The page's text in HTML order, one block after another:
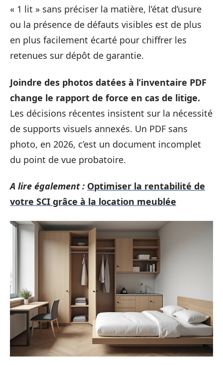
« 1 lit » sans préciser la matière, l’état d’usure
ou la présence de défauts visibles est de plus
en plus facilement écarté pour chiffrer les
retenues sur dépôt de garantie.
Joindre des photos datées à l’inventaire PDF
change le rapport de force en cas de litige.
Les décisions récentes insistent sur la nécessité
de supports visuels annexés. Un PDF sans
photo, en 2026, c’est un document incomplet
du point de vue probatoire.
A lire également : Optimiser la rentabilité de
votre SCI grâce à la location meublée